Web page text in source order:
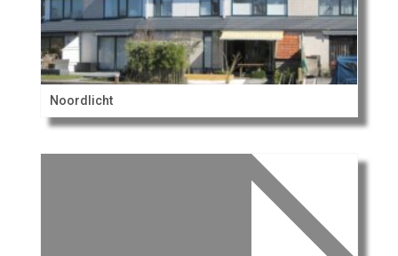
Noordlicht